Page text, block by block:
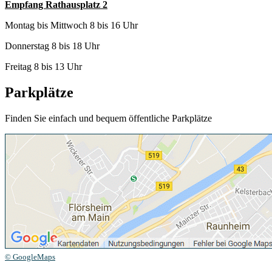
Empfang Rathausplatz 2
Montag bis Mittwoch 8 bis 16 Uhr
Donnerstag 8 bis 18 Uhr
Freitag 8 bis 13 Uhr
Parkplätze
Finden Sie einfach und bequem öffentliche Parkplätze
© GoogleMaps